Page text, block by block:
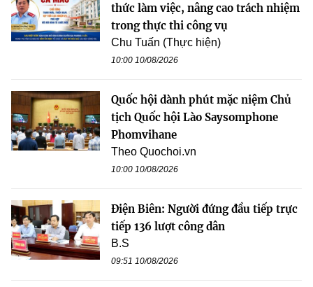
thức làm việc, nâng cao trách nhiệm
trong thực thi công vụ
Chu Tuấn (Thực hiện)
10:00 10/08/2026
Quốc hội dành phút mặc niệm Chủ
tịch Quốc hội Lào Saysomphone
Phomvihane
Theo Quochoi.vn
10:00 10/08/2026
Điện Biên: Người đứng đầu tiếp trực
tiếp 136 lượt công dân
B.S
09:51 10/08/2026